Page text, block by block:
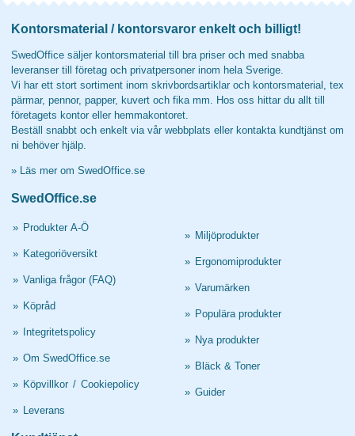
Kontorsmaterial / kontorsvaror enkelt och billigt!
SwedOffice säljer kontorsmaterial till bra priser och med snabba
leveranser till företag och privatpersoner inom hela Sverige.
Vi har ett stort sortiment inom skrivbordsartiklar och kontorsmaterial, tex
pärmar, pennor, papper, kuvert och fika mm. Hos oss hittar du allt till
företagets kontor eller hemmakontoret.
Beställ snabbt och enkelt via vår webbplats eller kontakta kundtjänst om
ni behöver hjälp.
» Läs mer om SwedOffice.se
SwedOffice.se
» Produkter A-Ö
» Kategoriöversikt
» Vanliga frågor (FAQ)
» Köpråd
» Integritetspolicy
» Om SwedOffice.se
» Köpvillkor / Cookiepolicy
» Leverans
» Miljöprodukter
» Ergonomiprodukter
» Varumärken
» Populära produkter
» Nya produkter
» Bläck & Toner
» Guider